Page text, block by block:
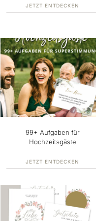
JETZT ENTDECKEN
99+ Aufgaben für
Hochzeitsgäste
JETZT ENTDECKEN